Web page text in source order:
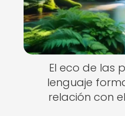
El eco de las
lenguaje
relación con